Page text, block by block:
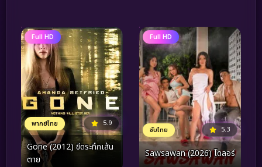
Full HD
พากย์ไทย 5.9
Gone (2012) ขีดระทึกเส้น
ตาย
Full HD
ซับไทย 5.3
Sawsawan (2026) โดลอร์